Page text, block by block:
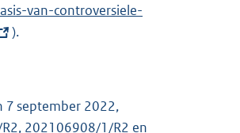
van-controversiele-
).
7 september 2022,
202106908/1/R2 en